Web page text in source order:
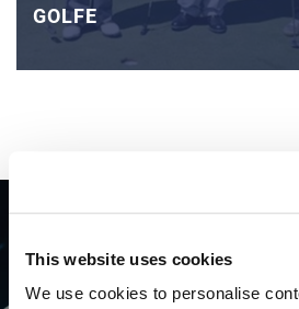
This website uses cookies
We use cookies to personalise
GOLFE